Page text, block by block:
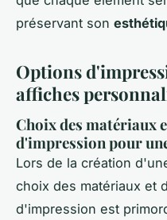
préservant son
Options
affiches
Choix des matériaux
d'impression pour
Lors de la création
choix des matériaux et
d'impression est